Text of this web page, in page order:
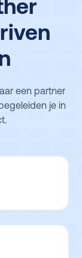
een partner
je in